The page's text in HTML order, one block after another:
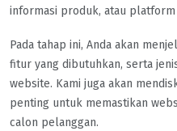
informasi produk, atau
Pada tahap ini, Anda akan
fitur yang dibutuhkan, serta
website. Kami juga akan
penting untuk memastikan
calon pelanggan.